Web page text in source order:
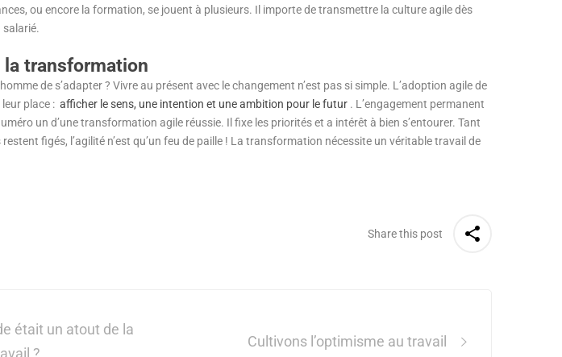
ou encore la formation, se jouent à plusieurs. Il importe de transmettre la culture agile dès
salarié.
la transformation
de s’adapter ? Vivre au présent avec le changement n’est pas si simple. L’adoption agile de
leur place : afficher le sens, une intention et une ambition pour le futur. L’engagement permanent
un d’une transformation agile réussie. Il fixe les priorités et a intérêt à bien s’entourer. Tant
figés, l’agilité n’est qu’un feu de paille ! La transformation nécessite un véritable travail de
Share this post
était un atout de la
? …
Cultivons l’optimisme au travail